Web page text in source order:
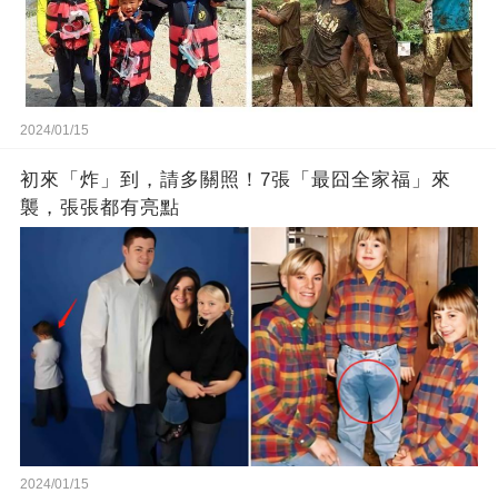
2024/01/15
初來「炸」到，請多關照！7張「最囧全家福」來
襲，張張都有亮點
2024/01/15